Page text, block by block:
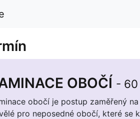
OBOČÍ - 60
obočí je postup zaměřený
pro neposedné obočí, které se